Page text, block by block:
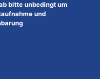
bitte unbedingt um
und